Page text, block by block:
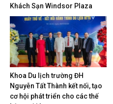
Khách Sạn Windsor Plaza
Khoa Du lịch trường ĐH
Nguyễn Tất Thành kết nối, tạo
cơ hội phát triển cho các thế